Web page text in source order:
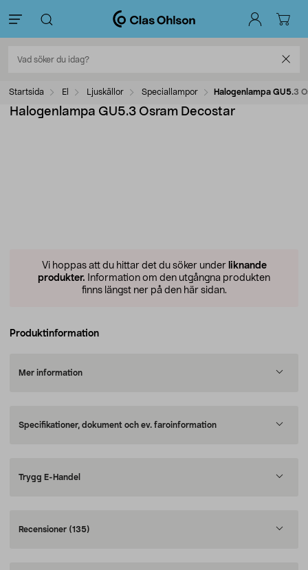
Startsida El Ljuskällor Speciallampor Halogenlampa GU5.3
Halogenlampa GU5.3 Osram Decostar
Vi hoppas att du hittar det du söker under liknande
produkter. Information om den utgångna produkten
finns längst ner på den här sidan.
Produktinformation
Mer information
Specifikationer, dokument och ev. faroinformation
Trygg E-Handel
Recensioner (135)